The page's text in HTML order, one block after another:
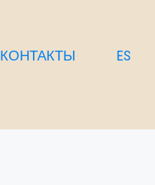
КОНТАКТЫ ES